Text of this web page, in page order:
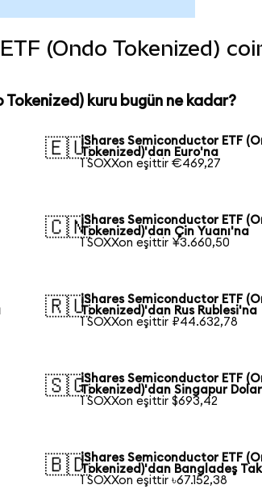
(Ondo Tokenized)
kuru bugün ne kadar?
🇪🇺iShares Semiconductor ETF
Tokenized)'dan Euro'na
1 SOXXon eşittir €469,27
🇨🇳iShares Semiconductor ETF
Tokenized)'dan Çin Yuanı'na
1 SOXXon eşittir ¥3.660,50
🇷🇺iShares Semiconductor ETF
Tokenized)'dan Rus Rublesi'na
1 SOXXon eşittir ₽44.632,78
🇸🇬iShares Semiconductor ETF
Tokenized)'dan Singapur
1 SOXXon eşittir $693,42
🇧🇩iShares Semiconductor ETF
Tokenized)'dan Bangladeş
1 SOXXon eşittir ৳67.152,38